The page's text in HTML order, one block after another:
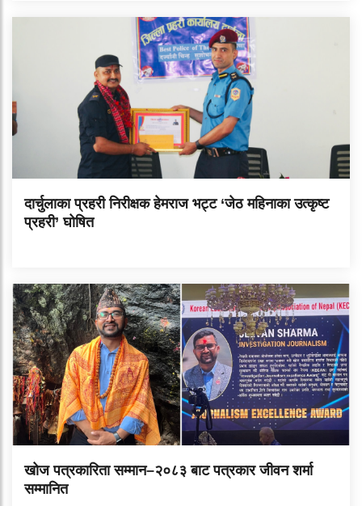
दार्चुलाका प्रहरी निरीक्षक हेमराज भट्ट ‘जेठ महिनाका उत्कृष्ट
प्रहरी’ घोषित
खोज पत्रकारिता सम्मान–२०८३ बाट पत्रकार जीवन शर्मा
सम्मानित